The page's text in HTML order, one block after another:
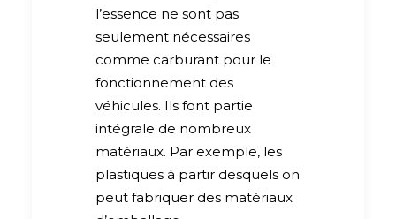
l’essence ne sont pas
seulement nécessaires
comme carburant pour le
fonctionnement des
véhicules. Ils font partie
intégrale de nombreux
matériaux. Par exemple, les
plastiques à partir desquels on
peut fabriquer des matériaux